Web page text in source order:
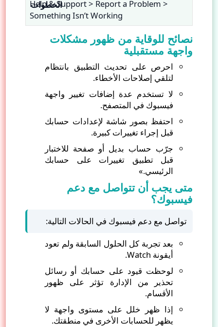
Help & Support > Report a Problem >
Something Isn’t Working
نصائح للوقاية من ظهور مشكلات
واجهة مستقبلية
احرص على تحديث التطبيق بانتظام
لتلقي إصلاحات الأخطاء.
لا تستخدم عدة إضافات تغيير واجهة
فيسبوك في المتصفح.
احتفظ بصور شاشة لإعدادات حسابك
قبل إجراء تغييرات كبيرة.
جرّب حساب بديل أو صفحة للاختبار
قبل تطبيق تغييرات على حسابك
الرئيسي.»
متى يجب أن تتواصل مع دعم
فيسبوك؟
تواصل مع دعم فيسبوك في الحالات التالية:
بعد تجربة كل الحلول السابقة ولم تعود
أيقونة Watch.
لوحظت قيود على حسابك أو رسائل
تحذير من الإدارة تؤثر على ظهور
الأقسام.
إذا ظهر خلل على مستوى واجهة لا
يظهر للحسابات الأخرى في منطقتك.